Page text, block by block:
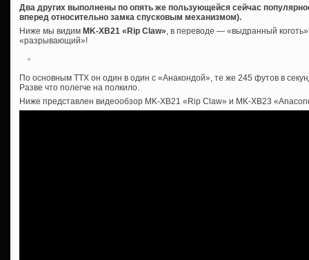
Два других выполнены по опять же пользующейся сейчас
вперед относительно замка спусковым механизмом).
Ниже мы видим MK-XB21 «Rip Claw», в переводе — «выдранный
«разрывающий»!
По основным ТТХ он один в один с «Анакондой», те же 245 футов в
Разве что полегче на полкило.
Ниже представлен видеообзор MK-XB21 «Rip Claw» и MK-XB23